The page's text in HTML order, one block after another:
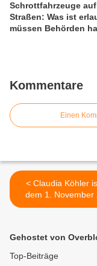
Schrottfahrzeuge
Straßen: Was ist
müssen Behörden
Kommentare
Einen
< Claudia Köhler ist seit
dem 1. November
Gehostet von
Top-Beiträge